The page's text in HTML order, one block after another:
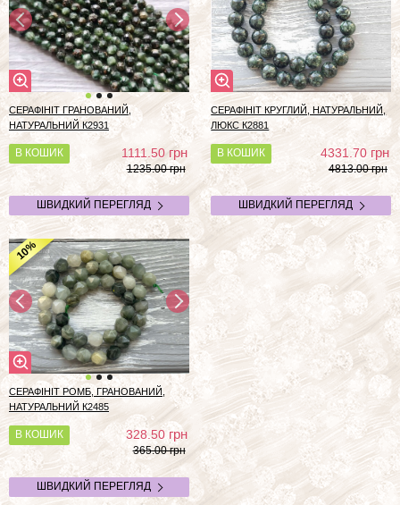
СЕРАФІНІТ ГРАНОВАНИЙ,
НАТУРАЛЬНИЙ К2931
В КОШИК 1111.50грн
1235.00 грн
ШВИДКИЙ ПЕРЕГЛЯД
СЕРАФІНІТ КРУГЛИЙ, НАТУРАЛЬНИЙ,
ЛЮКС К2881
В КОШИК 4331.70грн
4813.00 грн
ШВИДКИЙ ПЕРЕГЛЯД
10%
СЕРАФІНІТ РОМБ, ГРАНОВАНИЙ,
НАТУРАЛЬНИЙ К2485
В КОШИК 328.50грн
365.00 грн
ШВИДКИЙ ПЕРЕГЛЯД